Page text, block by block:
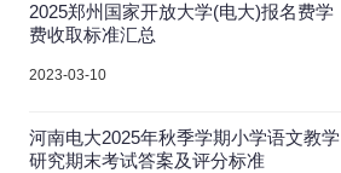
2025郑州国家开放大学(电大)报名费学
费收取标准汇总
2023-03-10
河南电大2025年秋季学期小学语文教学
研究期末考试答案及评分标准